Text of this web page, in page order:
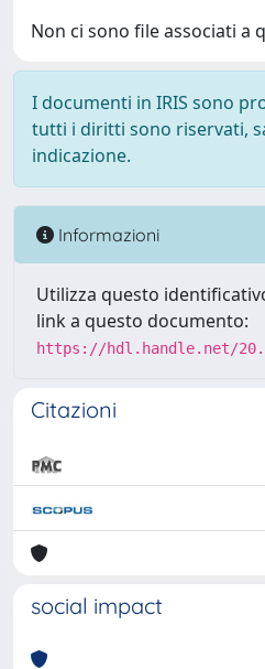
Non ci sono file associati a
I documenti in IRIS sono
tutti i diritti sono riservati,
indicazione.
Informazioni
Utilizza questo
link a questo documento:
https://hdl.handle.net/
Citazioni
social impact